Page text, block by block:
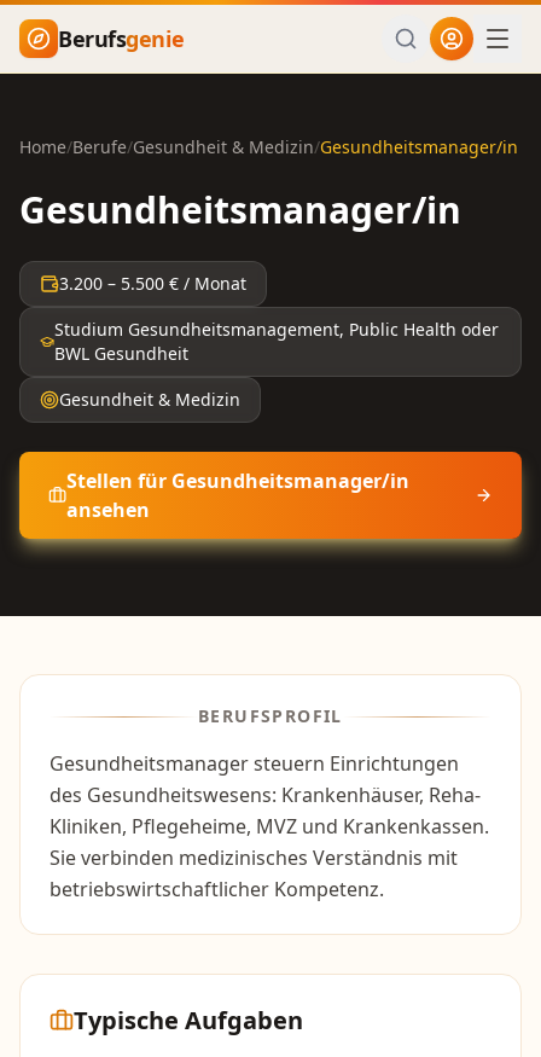
Zum Hauptinhalt springen
Berufsgenie
Home/Berufe/Gesundheit & Medizin/Gesundheitsmanager/in
Gesundheitsmanager/in
3.200 – 5.500 € / Monat
Studium Gesundheitsmanagement, Public Health oder
BWL Gesundheit
Gesundheit & Medizin
Stellen für Gesundheitsmanager/in
ansehen
BERUFSPROFIL
Gesundheitsmanager steuern Einrichtungen
des Gesundheitswesens: Krankenhäuser, Reha-
Kliniken, Pflegeheime, MVZ und Krankenkassen.
Sie verbinden medizinisches Verständnis mit
betriebswirtschaftlicher Kompetenz.
Typische Aufgaben